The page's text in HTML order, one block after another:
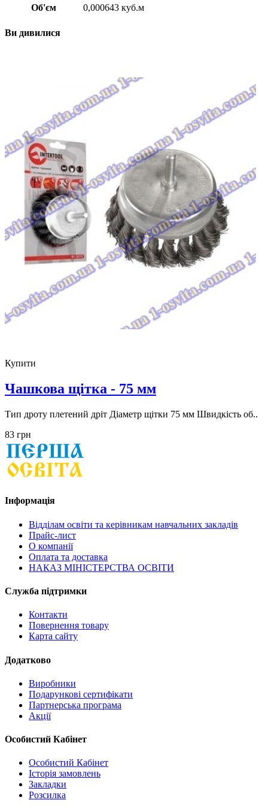
Об'єм 0,000643 куб.м
Ви дивилися
Купити
Чашкова щітка - 75 мм
Тип дроту плетений дріт Діаметр щітки 75 мм Швидкість об..
83 грн
Інформація
Відділам освіти та керівникам навчальних закладів
Прайс-лист
О компанії
Оплата та доставка
НАКАЗ МІНІСТЕРСТВА ОСВІТИ
Служба підтримки
Контакти
Повернення товару
Карта сайту
Додатково
Виробники
Подарункові сертифікати
Партнерська програма
Акції
Особистий Кабінет
Особистий Кабінет
Історія замовлень
Закладки
Розсилка